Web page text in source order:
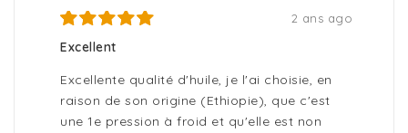
2 ans ago
Excellent
Excellente qualité d'huile, je l'ai choisie, en
raison de son origine (Ethiopie), que c'est
une 1e pression à froid et qu'elle est non